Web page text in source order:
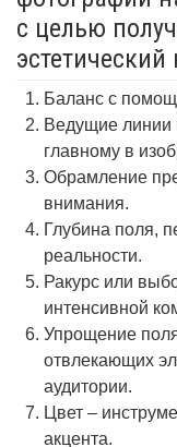
с целью
эстетический
Баланс с
Ведущие линии
главному в
Обрамление
внимания.
Глубина поля,
реальности.
Ракурс или
интенсивной
Упрощение
отвлекающих
аудитории.
Цвет –
акцента.